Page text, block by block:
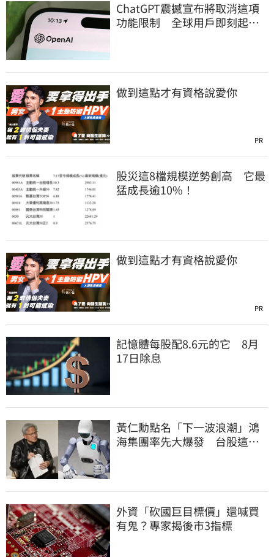
ChatGPT震撼宣布將取消這項
功能限制 全球用戶即刻起
做到這點才有資格說愛你
PR
股災這8檔規模逆勢創高 它最
猛成長逾10%！
做到這點才有資格說愛你
PR
記憶體每股配8.6元的它 8月
17日除息
黃仁勳點名「下一波浪潮」鴻
海集團率先大爆發 台股這族
外資「砍國巨目標價」還喊買
有鬼？專家揭後市3指標